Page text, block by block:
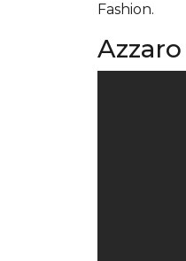
Fashion.